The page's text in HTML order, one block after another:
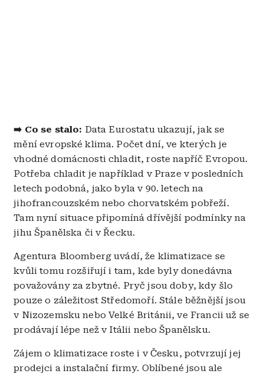
➡️ Co se stalo: Data Eurostatu ukazují, jak se
mění evropské klima. Počet dní, ve kterých je
vhodné domácnosti chladit, roste napříč Evropou.
Potřeba chladit je například v Praze v posledních
letech podobná, jako byla v 90. letech na
jihofrancouzském nebo chorvatském pobřeží.
Tam nyní situace připomíná dřívější podmínky na
jihu Španělska či v Řecku.
Agentura Bloomberg uvádí, že klimatizace se
kvůli tomu rozšiřují i tam, kde byly donedávna
považovány za zbytné. Pryč jsou doby, kdy šlo
pouze o záležitost Středomoří. Stále běžnější jsou
v Nizozemsku nebo Velké Británii, ve Francii už se
prodávají lépe než v Itálii nebo Španělsku.
Zájem o klimatizace roste i v Česku, potvrzují jej
prodejci a instalační firmy. Oblíbené jsou ale